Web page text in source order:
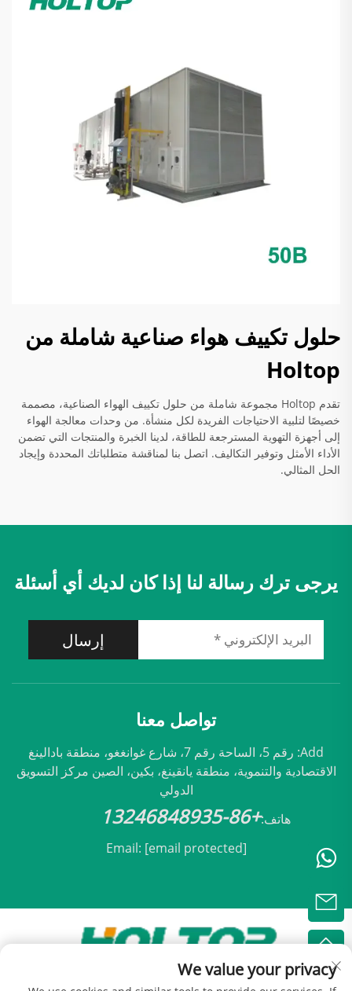
حلول تكييف هواء صناعية شاملة من
Holtop
تقدم Holtop مجموعة شاملة من حلول تكييف الهواء الصناعية، مصممة
خصيصًا لتلبية الاحتياجات الفريدة لكل منشأة. من وحدات معالجة الهواء
إلى أجهزة التهوية المسترجعة للطاقة، لدينا الخبرة والمنتجات التي تضمن
الأداء الأمثل وتوفير التكاليف. اتصل بنا لمناقشة متطلباتك المحددة وإيجاد
الحل المثالي.
يرجى ترك رسالة لنا إذا كان لديك أي أسئلة
إرسال
تواصل معنا
Add: رقم 5، الساحة رقم 7، شارع غوانغغو، منطقة بادالينغ
الاقتصادية والتنموية، منطقة يانقينغ، بكين، الصين مركز التسويق
الدولي
هاتف:+86-13246848935
Email: [email protected]
حقوق النشر © 2025 مملوكة لشركة بكين هولتوب للتكيف
We value your privacy